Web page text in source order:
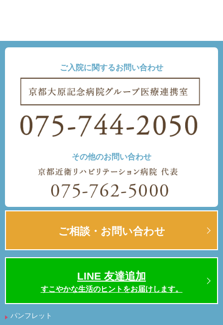
ご入院に関するお問い合わせ
その他のお問い合わせ
ご相談・お問い合わせ
LINE 友達追加
すこやかな生活のヒントをお届けします。
パンフレット